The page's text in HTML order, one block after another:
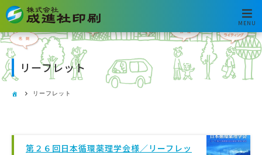
MENU
リーフレット
リーフレット
第２６回日本循環薬理学会様／リーフレッ